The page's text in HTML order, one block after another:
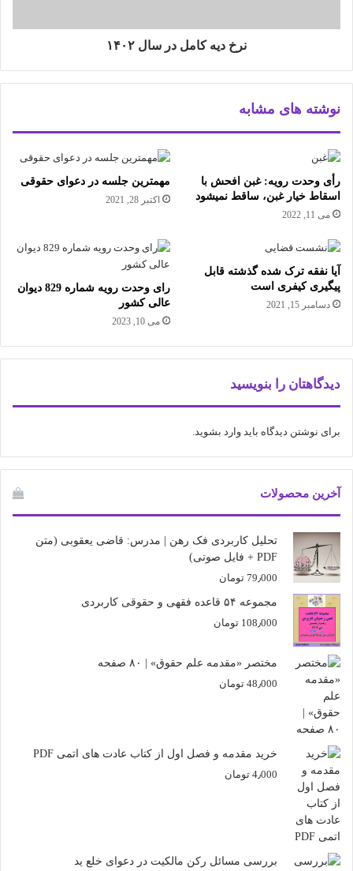
نرخ دیه کامل در سال ۱۴۰۲
نوشته های مشابه
رأی وحدت رویه: غبن افحش با
اسقاط خیار غبن، ساقط نمیشود
می 11, 2022
مهمترین جلسه در دعوای حقوقی
اکتبر 28, 2021
آیا نفقه ترک شده گذشته قابل
پیگیری کیفری است
دسامبر 15, 2021
رای وحدت رویه شماره 829 دیوان
عالی کشور
می 10, 2023
دیدگاهتان را بنویسید
برای نوشتن دیدگاه باید وارد بشوید
آخرین محصولات
تحلیل کاربردی فک رهن | مدرس: قاضی یعقوبی (متن
PDF + فایل صوتی)
79٫000 تومان
مجموعه ۵۴ قاعده فقهی و حقوقی کاربردی
108٫000 تومان
مختصر «مقدمه علم حقوق» | ۸۰ صفحه
48٫000 تومان
خرید مقدمه و فصل اول از کتاب عادت های اتمی PDF
4٫000 تومان
بررسی مسائل رکن مالکیت در دعوای خلع ید